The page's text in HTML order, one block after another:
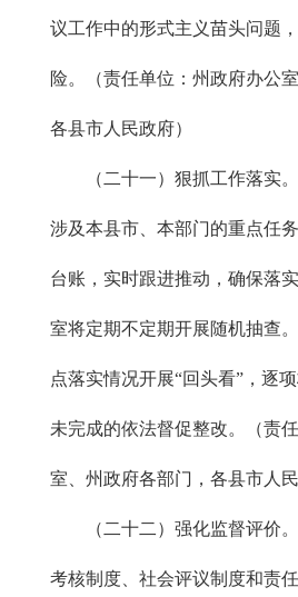
议工作中的形式主义苗头问题
险。（责任单位：州政府办公
各县市人民政府）
（二十一）狠抓工作落实
涉及本县市、本部门的重点任
台账，实时跟进推动，确保落
室将定期不定期开展随机抽查
点落实情况开展“回头看”，逐
未完成的依法督促整改。（责
室、州政府各部门，各县市人民
（二十二）强化监督评价
考核制度、社会评议制度和责